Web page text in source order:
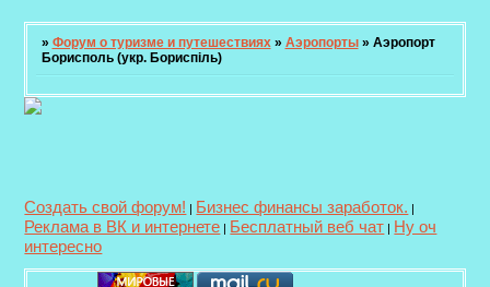
» Форум о туризме и путешествиях » Аэропорты » Аэропорт
Борисполь (укр. Бориспіль)
Создать свой форум! | Бизнес финансы заработок. |
Реклама в ВК и интернете | Бесплатный веб чат | Ну оч
интересно